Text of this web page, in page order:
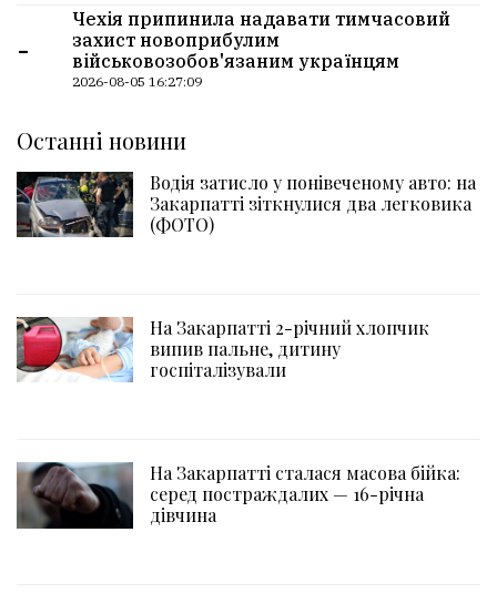
-
Чехія припинила надавати тимчасовий
захист новоприбулим
військовозобов'язаним українцям
2026-08-05 16:27:09
Останні новини
Водія затисло у понівеченому авто: на
Закарпатті зіткнулися два легковика
(ФОТО)
На Закарпатті 2-річний хлопчик
випив пальне, дитину
госпіталізували
На Закарпатті сталася масова бійка:
серед постраждалих — 16-річна
дівчина